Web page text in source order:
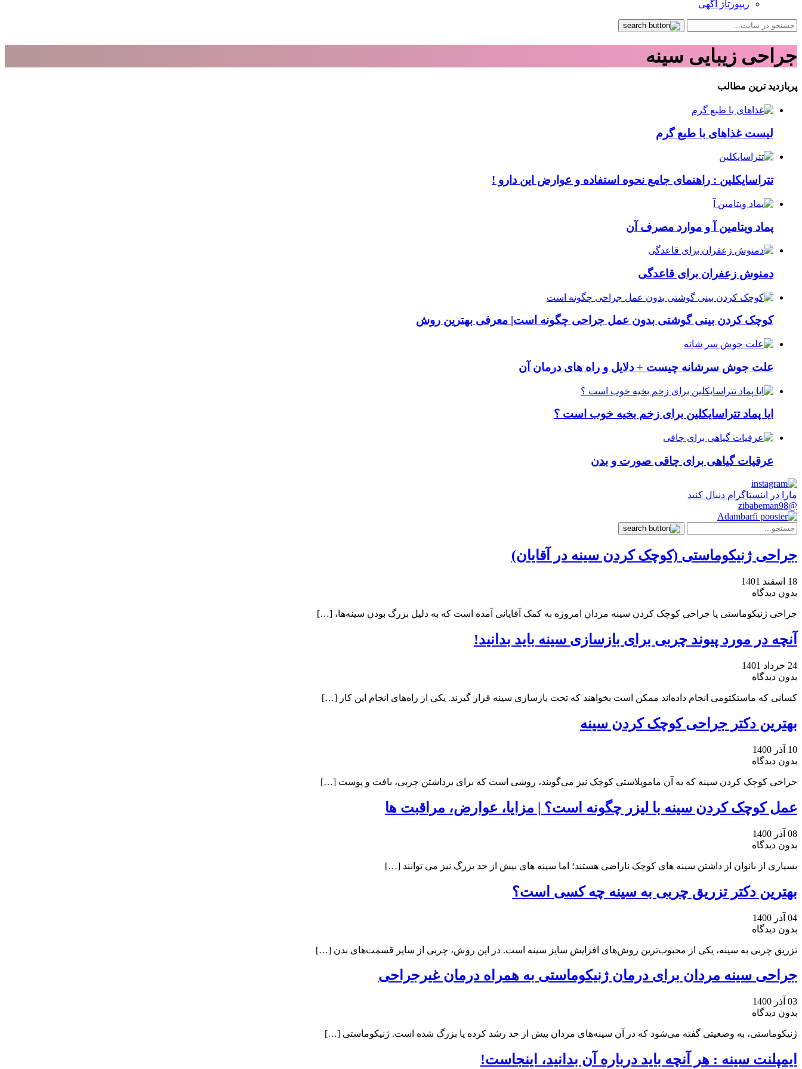
ریپورتاژ آگهی
جراحی زیبایی سینه
پربازدید ترین مطالب
لیست غذاهای با طبع گرم
تتراسایکلین : راهنمای جامع نحوه استفاده و عوارض این دارو !
پماد ویتامین آ و موارد مصرف آن
دمنوش زعفران برای قاعدگی
کوچک کردن بینی گوشتی بدون عمل جراحی چگونه است| معرفی بهترین روش
علت جوش سرشانه چیست + دلایل و راه های درمان آن
ایا پماد تتراسایکلین برای زخم بخیه خوب است ؟
عرقیات گیاهی برای چاقی صورت و بدن
مارا در اینستاگرام دنبال کنید
@zibabeman98
جراحی ژنیکوماستی (کوچک کردن سینه در آقایان)
18 اسفند 1401
بدون دیدگاه
جراحی ژنیکوماستی یا جراحی کوچک کردن سینه مردان امروزه به کمک آقایانی آمده است که به دلیل بزرگ بودن سینه‌ها، […]
آنچه در مورد پیوند چربی برای بازسازی سینه باید بدانید!
24 خرداد 1401
بدون دیدگاه
کسانی که ماستکتومی انجام داده‌اند ممکن است بخواهند که تحت بازسازی سینه قرار گیرند. یکی از راه‌های انجام این کار […]
بهترین دکتر جراحی کوچک کردن سینه
10 آذر 1400
بدون دیدگاه
جراحی کوچک کردن سینه که به آن ماموپلاستی کوچک نیز می‌گویند، روشی است که برای برداشتن چربی، بافت و پوست […]
عمل کوچک کردن سینه با لیزر چگونه است؟ | مزایا، عوارض، مراقبت ها
08 آذر 1400
بدون دیدگاه
بسیاری از بانوان از داشتن سینه های کوچک ناراضی هستند؛ اما سینه های بیش از حد بزرگ نیز می توانند […]
بهترین دکتر تزریق چربی به سینه چه کسی است؟
04 آذر 1400
بدون دیدگاه
تزریق چربی به سینه، یکی از محبوب‌ترین روش‌های افزایش سایز سینه است. در این روش، چربی از سایر قسمت‌های بدن […]
جراحی سینه مردان برای درمان ژنیکوماستی به همراه درمان غیرجراحی
03 آذر 1400
بدون دیدگاه
ژنیکوماستی، به وضعیتی گفته می‌شود که در آن سینه‌های مردان بیش از حد رشد کرده یا بزرگ شده است. ژنیکوماستی […]
ایمپلنت سینه : هر آنچه باید درباره آن بدانید، اینجاست!